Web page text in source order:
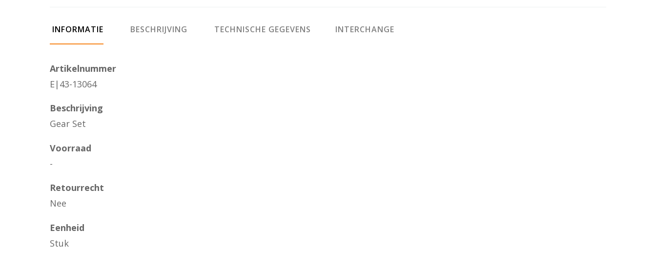
INFORMATIE BESCHRIJVING TECHNISCHE GEGEVENS INTERCHANGE
Artikelnummer
E|43-13064
Beschrijving
Gear Set
Voorraad
-
Retourrecht
Nee
Eenheid
Stuk